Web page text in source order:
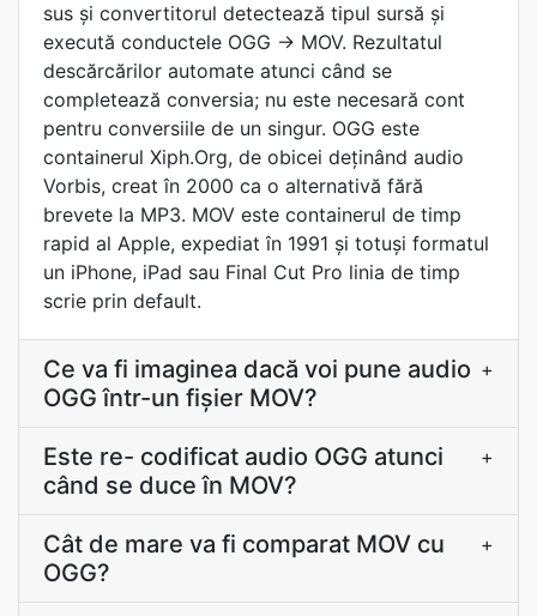
sus şi convertitorul detectează tipul sursă şi
execută conductele OGG → MOV. Rezultatul
descărcărilor automate atunci când se
completează conversia; nu este necesară cont
pentru conversiile de un singur. OGG este
containerul Xiph.Org, de obicei deținând audio
Vorbis, creat în 2000 ca o alternativă fără
brevete la MP3. MOV este containerul de timp
rapid al Apple, expediat în 1991 și totuși formatul
un iPhone, iPad sau Final Cut Pro linia de timp
scrie prin default.
Ce va fi imaginea dacă voi pune audio
OGG într-un fișier MOV?
+
Este re- codificat audio OGG atunci
când se duce în MOV?
+
Cât de mare va fi comparat MOV cu
OGG?
+